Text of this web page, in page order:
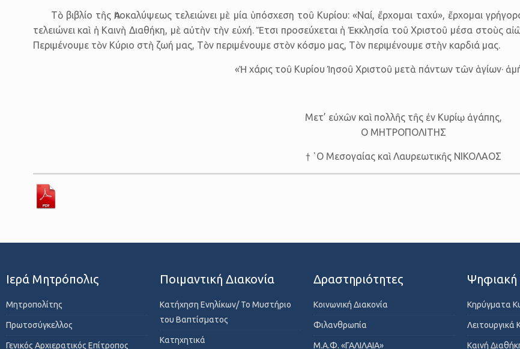
Τὸ βιβλίο τῆς Ἀποκαλύψεως τελειώνει μὲ μία ὑπόσχεση τοῦ Κυρίου: «Ναί, ἔρχομαι ταχύ», ἔρχομαι
τελειώνει καὶ ἡ Καινὴ Διαθήκη, μὲ αὐτὴν τὴν εὐχή. Ἔτσι προσεύχεται ἡ Ἐκκλησία τοῦ Χριστοῦ μέσα στοὺς
Περιμένουμε τὸν Κύριο στὴ ζωή μας, Τὸν περιμένουμε στὸν κόσμο μας, Τὸν περιμένουμε στὴν καρδιά μας.
«Ἡ χάρις τοῦ Κυρίου Ἰησοῦ Χριστοῦ μετὰ πάντων τῶν ἁγίων·
Μετ’ εὐχῶν καὶ πολλῆς τῆς ἐν Κυρίῳ ἀγάπης,
Ο ΜΗΤΡΟΠΟΛΙΤΗΣ
† ῾Ο Μεσογαίας καὶ Λαυρεωτικῆς ΝΙΚΟΛΑΟΣ
Ιερά Μητρόπολις
Μητροπολίτης
Πρωτοσύγκελλος
Γενικός Αρχιερατικός Επίτροπος
Ποιμαντική Διακονία
Κατήχηση Ενηλίκων/ Το Μυστήριο
του Βαπτίσματος
Κατηχητικά
Δραστηριότητες
Κοινωνική Διακονία
Φιλανθρωπία
Μ.Α.Φ. «ΓΑΛΙΛΑΙΑ»
Ψηφιακή
Κηρύγματα
Λειτουργικά
Καινή